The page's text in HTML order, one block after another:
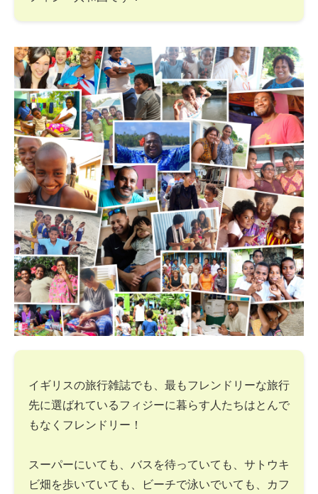
イギリスの旅行雑誌でも、最もフレンドリーな旅行
先に選ばれているフィジーに暮らす人たちはとんで
もなくフレンドリー！
スーパーにいても、バスを待っていても、サトウキ
ビ畑を歩いていても、ビーチで泳いでいても、カフ